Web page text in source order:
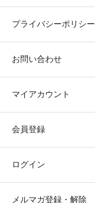
プライバシーポリシー
お問い合わせ
マイアカウント
会員登録
ログイン
メルマガ登録・解除